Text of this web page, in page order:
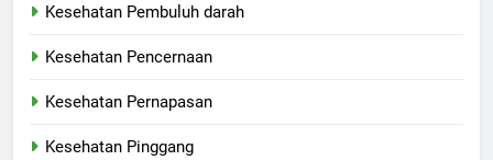
Kesehatan Pembuluh darah
Kesehatan Pencernaan
Kesehatan Pernapasan
Kesehatan Pinggang